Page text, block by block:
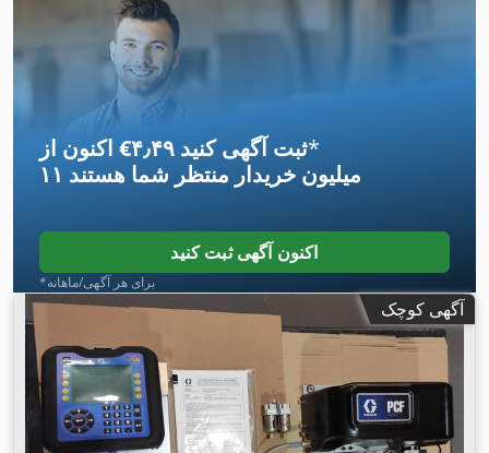
اکنون از ‎€۴٫۴۹ ثبت آگهی کنید*
۱۱ میلیون خریدار منتظر شما هستند
اکنون آگهی ثبت کنید
*برای هر آگهی/ماهانه
آگهی کوچک